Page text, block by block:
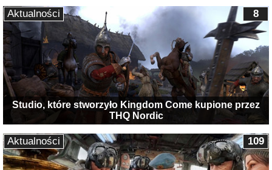
Studio, które stworzyło Kingdom Come kupione przez
THQ Nordic
8
Aktualności
109
Aktualności